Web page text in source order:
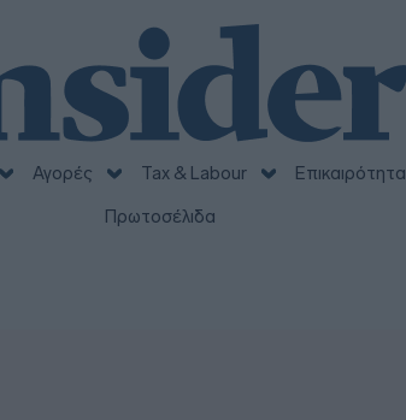
Αγορές Tax & Labour Επικαιρότητα
Πρωτοσέλιδα